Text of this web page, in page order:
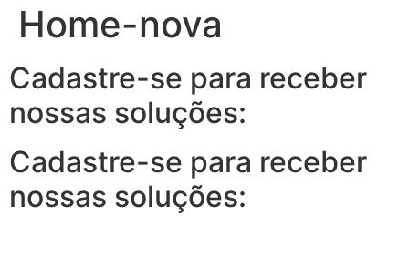
Home-nova
Cadastre-se para receber
nossas soluções:
Cadastre-se para receber
nossas soluções: